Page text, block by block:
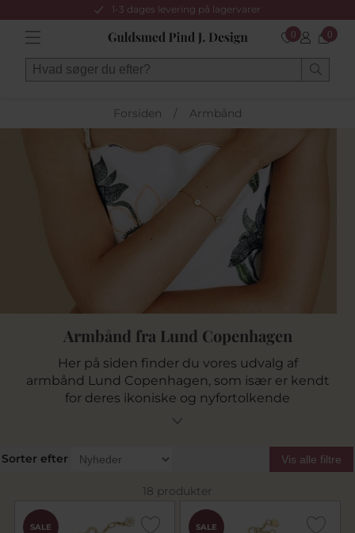
1-3 dages levering på lagervarer
0 0
Forsiden / Armbånd
Armbånd fra Lund Copenhagen
Her på siden finder du vores udvalg af
armbånd Lund Copenhagen, som især er kendt
for deres ikoniske og nyfortolkende
margueritsmykker.
det perfekte armbånd, der fuldender dit look.
Husk, vi tilbyder gratis fragt ved køb over 499 kr.
Sorter efter Vis alle filtre
18 produkter
SALE SALE